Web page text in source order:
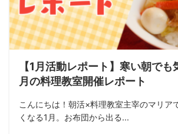
【1月活動レポート】寒い朝でも
月の料理教室開催レポート
こんにちは！朝活×料理教室主宰のマリア
くなる1月。お布団から出る...